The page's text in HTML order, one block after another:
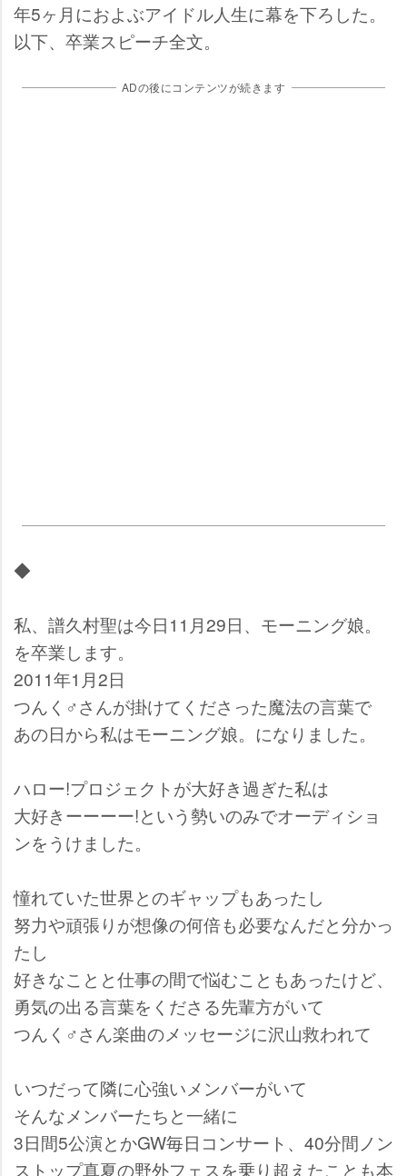
年5ヶ月におよぶアイドル人生に幕を下ろした。
以下、卒業スピーチ全文。
ADの後にコンテンツが続きます
◆
私、譜久村聖は今日11月29日、モーニング娘。
を卒業します。
2011年1月2日
つんく♂さんが掛けてくださった魔法の言葉で
あの日から私はモーニング娘。になりました。
ハロー!プロジェクトが大好き過ぎた私は
大好きーーーー!という勢いのみでオーディショ
ンをうけました。
憧れていた世界とのギャップもあったし
努力や頑張りが想像の何倍も必要なんだと分かっ
たし
好きなことと仕事の間で悩むこともあったけど、
勇気の出る言葉をくださる先輩方がいて
つんく♂さん楽曲のメッセージに沢山救われて
いつだって隣に心強いメンバーがいて
そんなメンバーたちと一緒に
3日間5公演とかGW毎日コンサート、40分間ノン
ストップ真夏の野外フェスを乗り超えたことも本